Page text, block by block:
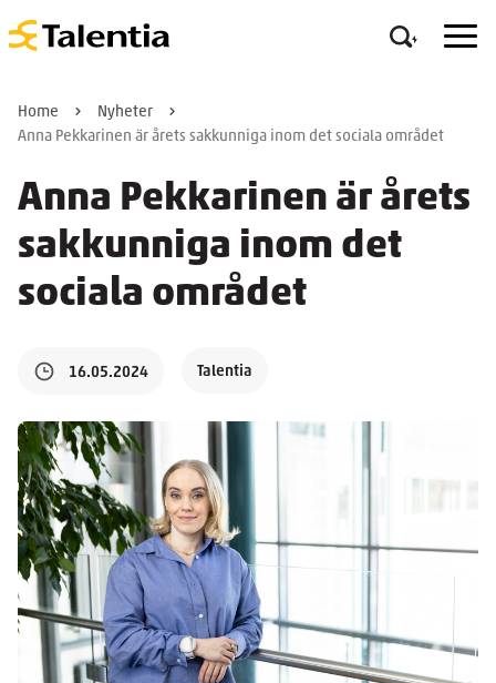
Home
Nyheter
Anna Pekkarinen är årets sakkunniga inom det sociala området
Anna Pekkarinen är årets
sakkunniga inom det
sociala området
16.05.2024 Talentia